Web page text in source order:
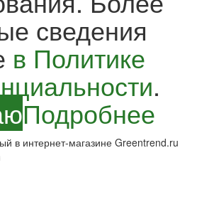
сведения
в Политике
.
Подробнее